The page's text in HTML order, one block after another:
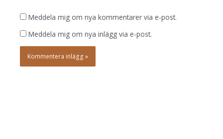
Meddela mig om nya kommentarer via e-post.
Meddela mig om nya inlägg via e-post.